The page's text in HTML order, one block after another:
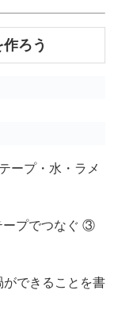
ろう
ープ・水・ラメ
プでつなぐ ③
できることを書